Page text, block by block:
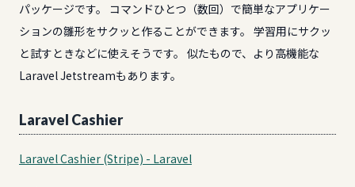
パッケージです。 コマンドひとつ（数回）で簡単なアプリケー
ションの雛形をサクッと作ることができます。 学習用にサクッ
と試すときなどに使えそうです。 似たもので、より高機能な
Laravel Jetstreamもあります。
Laravel Cashier
Laravel Cashier (Stripe) - Laravel